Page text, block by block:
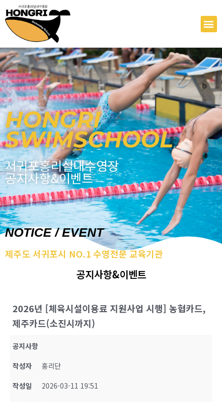
텐
건
너
뛰
기
HONGRI
SWIMSCHOOL
서귀포홍리실내수영장
공지사항&이벤트
NOTICE / EVENT
제주도 서귀포시 NO.1 수영전문 교육기관
공지사항&이벤트
2026년 [체육시설이용료 지원사업 시행] 농협카드,
제주카드(소진시까지)
공지사항
작성자
홍리단
작성일
2026-03-11 19:51